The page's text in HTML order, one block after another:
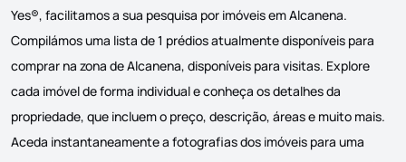
Yes®, facilitamos a sua pesquisa por imóveis em Alcanena.
Compilámos uma lista de 1 prédios atualmente disponíveis para
comprar na zona de Alcanena, disponíveis para visitas. Explore
cada imóvel de forma individual e conheça os detalhes da
propriedade, que incluem o preço, descrição, áreas e muito mais.
Aceda instantaneamente a fotografias dos imóveis para uma